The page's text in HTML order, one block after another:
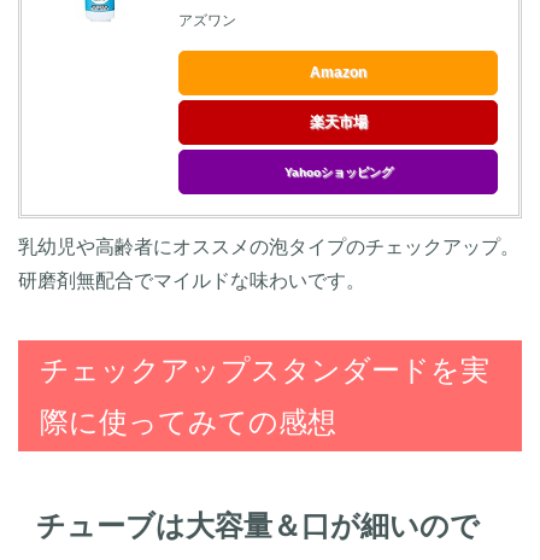
アズワン
Amazon
楽天市場
Yahooショッピング
乳幼児や高齢者にオススメの泡タイプのチェックアップ。
研磨剤無配合でマイルドな味わいです。
チェックアップスタンダードを実
際に使ってみての感想
チューブは大容量＆口が細いので